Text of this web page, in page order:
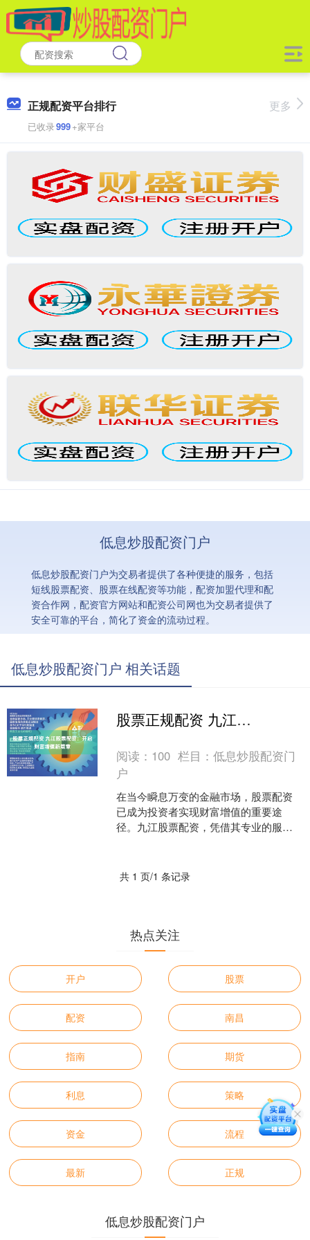
正规配资平台排行
已收录999+家平台
更多
低息炒股配资门户
低息炒股配资门户为交易者提供了各种便捷的服务，包括
短线股票配资、股票在线配资等功能，配资加盟代理和配
资合作网，配资官方网站和配资公司网也为交易者提供了
安全可靠的平台，简化了资金的流动过程。
低息炒股配资门户 相关话题
股票正规配资 九江股票配资：开启财富增值新篇章
阅读： 100 栏目：低息炒股配资门
户
在当今瞬息万变的金融市场，股票配资
已成为投资者实现财富增值的重要途
径。九江股票配资，凭借其专业的服务
共 1 页/1 条记录
热点关注
开户 股票
配资 南昌
指南 期货
利息 策略
资金 流程
最新 正规
低息炒股配资门户